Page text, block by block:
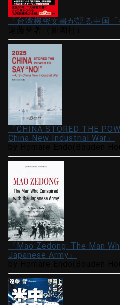
『台湾機密文書が語る中国
『CHINA STORED THE
China New Industrial War』
『Mao Zedong: The Man
Japanese Army』